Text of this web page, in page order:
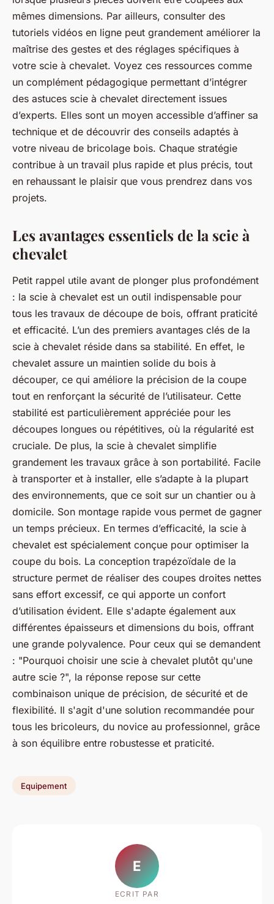
mêmes dimensions. Par ailleurs, consulter des
tutoriels vidéos en ligne peut grandement améliorer la
maîtrise des gestes et des réglages spécifiques à
votre scie à chevalet. Voyez ces ressources comme
un complément pédagogique permettant d’intégrer
des astuces scie à chevalet directement issues
d’experts. Elles sont un moyen accessible d’affiner sa
technique et de découvrir des conseils adaptés à
votre niveau de bricolage bois. Chaque stratégie
contribue à un travail plus rapide et plus précis, tout
en rehaussant le plaisir que vous prendrez dans vos
projets.
Les avantages essentiels de la scie à
chevalet
Petit rappel utile avant de plonger plus profondément
: la scie à chevalet est un outil indispensable pour
tous les travaux de découpe de bois, offrant praticité
et efficacité. L’un des premiers avantages clés de la
scie à chevalet réside dans sa stabilité. En effet, le
chevalet assure un maintien solide du bois à
découper, ce qui améliore la précision de la coupe
tout en renforçant la sécurité de l’utilisateur. Cette
stabilité est particulièrement appréciée pour les
découpes longues ou répétitives, où la régularité est
cruciale. De plus, la scie à chevalet simplifie
grandement les travaux grâce à son portabilité. Facile
à transporter et à installer, elle s’adapte à la plupart
des environnements, que ce soit sur un chantier ou à
domicile. Son montage rapide vous permet de gagner
un temps précieux. En termes d’efficacité, la scie à
chevalet est spécialement conçue pour optimiser la
coupe du bois. La conception trapézoïdale de la
structure permet de réaliser des coupes droites nettes
sans effort excessif, ce qui apporte un confort
d’utilisation évident. Elle s'adapte également aux
différentes épaisseurs et dimensions du bois, offrant
une grande polyvalence. Pour ceux qui se demandent
: "Pourquoi choisir une scie à chevalet plutôt qu'une
autre scie ?", la réponse repose sur cette
combinaison unique de précision, de sécurité et de
flexibilité. Il s'agit d'une solution recommandée pour
tous les bricoleurs, du novice au professionnel, grâce
à son équilibre entre robustesse et praticité.
Equipement
E
ECRIT PAR